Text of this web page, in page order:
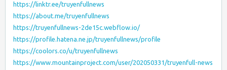
https://linktr.ee/truyenfullnews
https://about.me/truyenfullnews
https://truyenfullnews-2de15c.webflow.io/
https://profile.hatena.ne.jp/truyenfullnews/profile
https://coolors.co/u/truyenfullnews
https://www.mountainproject.com/user/202050331/truyenfull-news